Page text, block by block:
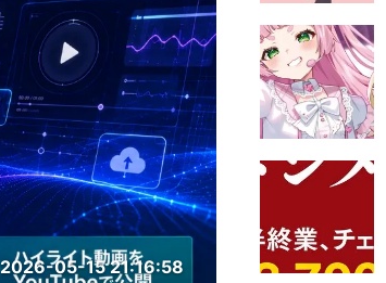
2026-05-15 21:16:58